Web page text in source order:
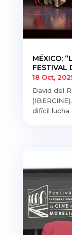
MÉXICO:
FESTIVAL
18 Oct,
David del
difícil lucha